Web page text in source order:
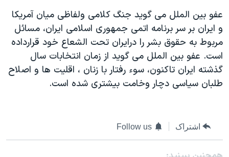
اسرائیل در جنگ
گالری عکس
آرشیو پخش زنده
ورزش زنان در ایران
اعتراضات زن، زندگی، آزادی
مجموعه مستندهای دادخواهی
تریبونال مردمی آبان ۹۸
دادگاه حمید نوری
قانون شفافیت دارائی کادر رهبری ایران
اعتراضات مردمی آبان ۹۸
زبانهای مختلف
عفو بين الملل می گويد جنگ کلامی ولفاظی ميان آمريکا
و ايران بر سر برنامه اتمی جمهوری اسلامی ايران، مسائل
مربوط به حقوق بشر را درايران تحت الشعاع خود قرارداده
است. عفو بين الملل می گويد از زمان انتخابات سال
گذشته ايران تاکنون، سوء رفتار با زنان ، اقليت ها و اصلاح
طلبان سياسی دچار وخامت بيشتری شده است.
اشتراک Follow us